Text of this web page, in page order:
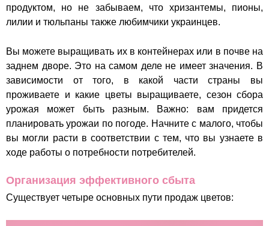
продуктом, но не забываем, что хризантемы, пионы,
лилии и тюльпаны также любимчики украинцев.
Вы можете выращивать их в контейнерах или в почве на
заднем дворе. Это на самом деле не имеет значения. В
зависимости от того, в какой части страны вы
проживаете и какие цветы выращиваете, сезон сбора
урожая может быть разным. Важно: вам придется
планировать урожаи по погоде. Начните с малого, чтобы
вы могли расти в соответствии с тем, что вы узнаете в
ходе работы о потребности потребителей.
Организация эффективного сбыта
Существует четыре основных пути продаж цветов: